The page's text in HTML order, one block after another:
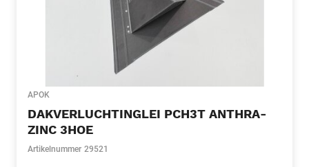
APOK
DAKVERLUCHTINGLEI PCH3T ANTHRA-
ZINC 3HOE
Artikelnummer 29521